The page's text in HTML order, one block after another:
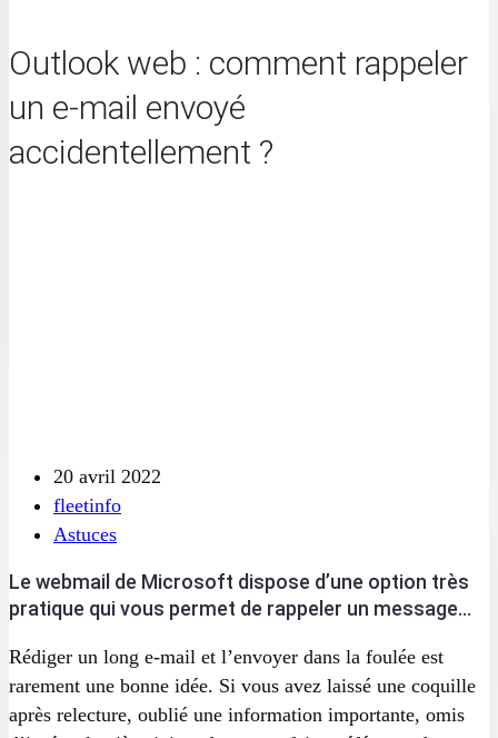
Outlook web : comment rappeler
un e-mail envoyé
accidentellement ?
20 avril 2022
fleetinfo
Astuces
Le webmail de Microsoft dispose d’une option très
pratique qui vous permet de rappeler un message
Rédiger un long e-mail et l’envoyer dans la foulée est
rarement une bonne idée. Si vous avez laissé une coquille
après relecture, oublié une information importante, omis